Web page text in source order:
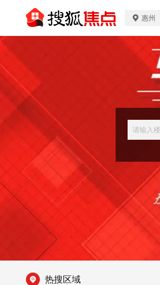
惠州
热搜区域